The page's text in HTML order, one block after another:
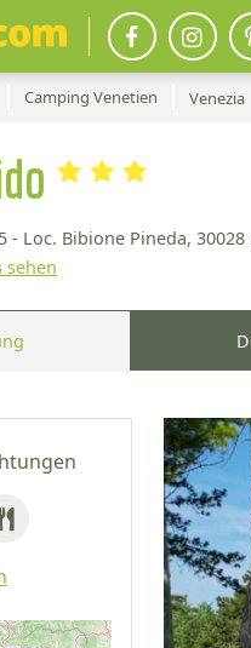
Camping Venetien Venezia
- Loc. Bibione Pineda,
sehen